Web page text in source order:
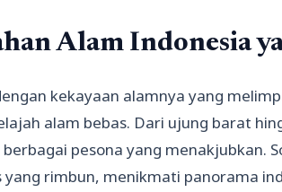
Alam Indonesia
kekayaan alamnya yang
alam bebas. Dari ujung barat
pesona yang menakjubkan.
rimbun, menikmati panorama